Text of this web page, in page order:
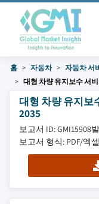
홈 자동차 자동차 서
대형 차량 유지보수 서
대형 차량 유지보
2035
보고서 ID: GMI15908
보고서 형식: PDF/엑